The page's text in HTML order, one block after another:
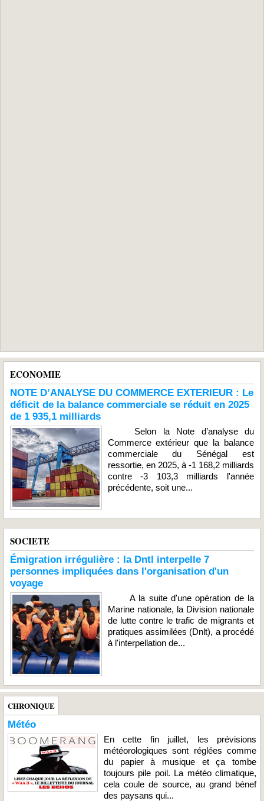
ECONOMIE
NOTE D’ANALYSE DU COMMERCE EXTERIEUR : Le
déficit de la balance commerciale se réduit en 2025
de 1 935,1 milliards
Selon la Note d’analyse du
Commerce extérieur que la balance
commerciale du Sénégal est
ressortie, en 2025, à -1 168,2 milliards
contre -3 103,3 milliards l'année
précédente, soit une...
SOCIETE
Émigration irrégulière : la Dntl interpelle 7
personnes impliquées dans l'organisation d'un
voyage
A la suite d'une opération de la
Marine nationale, la Division nationale
de lutte contre le trafic de migrants et
pratiques assimilées (Dnlt), a procédé
à l'interpellation de...
CHRONIQUE
Météo
En cette fin juillet, les prévisions
météorologiques sont réglées comme
du papier à musique et ça tombe
toujours pile poil. La météo climatique,
cela coule de source, au grand bénef
des paysans qui...